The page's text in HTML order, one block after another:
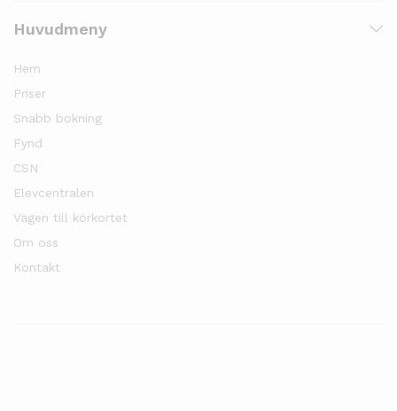
Huvudmeny
Hem
Priser
Snabb bokning
Fynd
CSN
Elevcentralen
Vägen till körkortet
Om oss
Kontakt